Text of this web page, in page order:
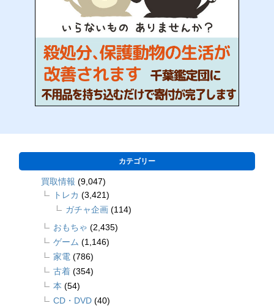
カテゴリー
買取情報 (9,047)
トレカ (3,421)
ガチャ企画 (114)
おもちゃ (2,435)
ゲーム (1,146)
家電 (786)
古着 (354)
本 (54)
CD・DVD (40)